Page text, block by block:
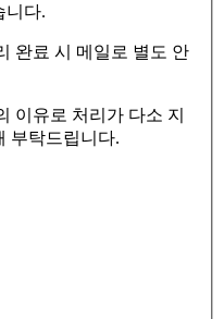
니다.
완료 시 메일로 별도 안
이유로 처리가 다소 지
부탁드립니다.